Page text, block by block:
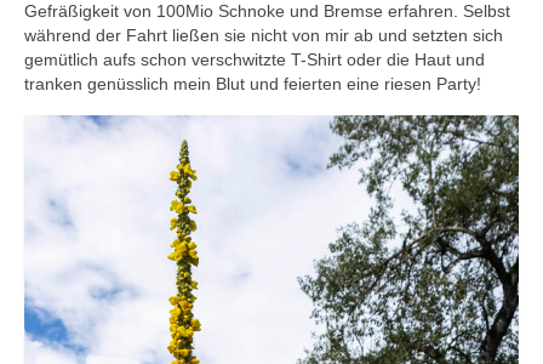
Gefräßigkeit von 100Mio Schnoke und Bremse erfahren. Selbst
während der Fahrt ließen sie nicht von mir ab und setzten sich
gemütlich aufs schon verschwitzte T-Shirt oder die Haut und
tranken genüsslich mein Blut und feierten eine riesen Party!